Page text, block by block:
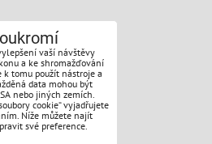
údajů
vaší návštěvy
a ke shromažďování
k tomu použít nástroje a
data mohou být
nebo jiných zemích.
cookie“ vyjadřujete
Níže můžete najít
své preference.